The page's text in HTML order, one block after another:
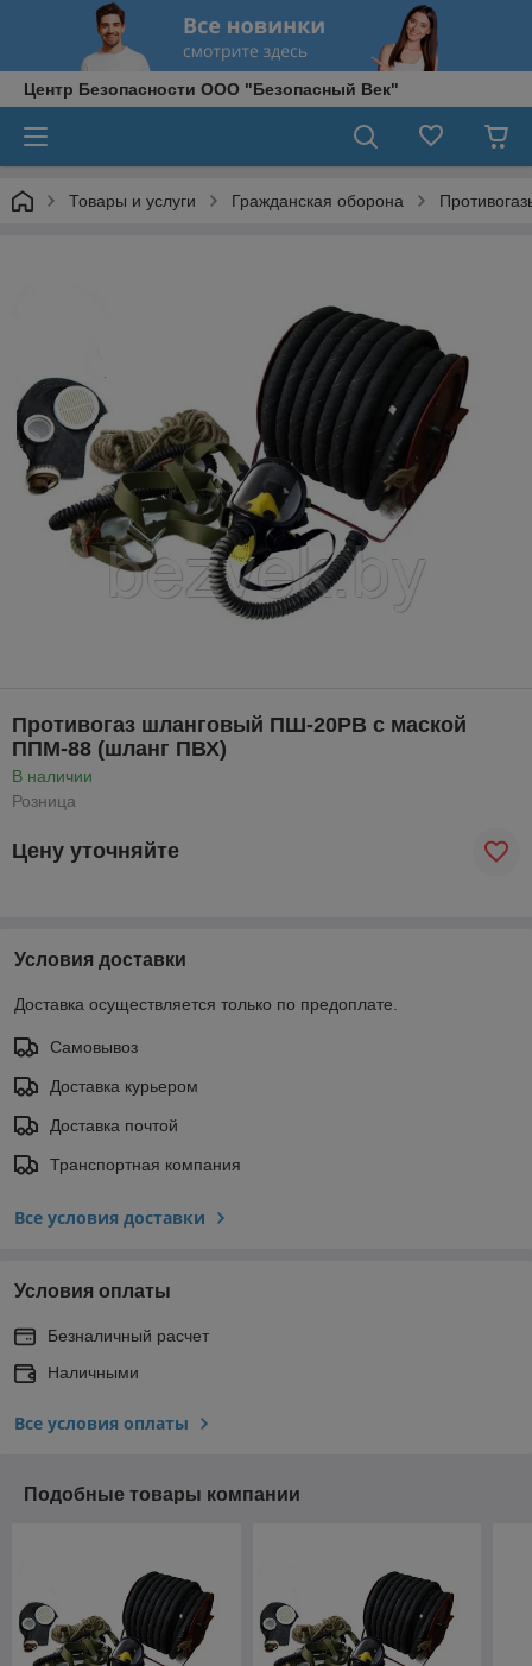
Центр Безопасности ООО "Безопасный Век"
Товары и услуги Гражданская оборона
Противогаз шланговый ПШ-20РВ с маской
ППМ-88 (шланг ПВХ)
В наличии
Розница
Цену уточняйте
Условия доставки
Доставка осуществляется только по предоплате.
Самовывоз
Доставка курьером
Доставка почтой
Транспортная компания
Все условия доставки
Условия оплаты
Безналичный расчет
Наличными
Все условия оплаты
Подобные товары компании